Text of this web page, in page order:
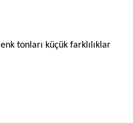
tonları küçük farklılıklar